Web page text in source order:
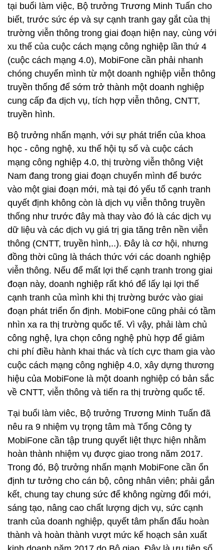
tại buổi làm việc, Bộ trưởng Trương Minh Tuấn cho
biết, trước sức ép và sự cạnh tranh gay gắt của thị
trường viễn thông trong giai đoạn hiện nay, cùng với
xu thế của cuộc cách mạng công nghiệp lần thứ 4
(cuộc cách mạng 4.0), MobiFone cần phải nhanh
chóng chuyển mình từ một doanh nghiệp viễn thông
truyền thống để sớm trở thành một doanh nghiệp
cung cấp đa dịch vụ, tích hợp viễn thông, CNTT,
truyền hình.
Bộ trưởng nhấn mạnh, với sự phát triển của khoa
học - công nghệ, xu thế hội tụ số và cuộc cách
mạng công nghiệp 4.0, thị trường viễn thông Việt
Nam đang trong giai đoạn chuyển mình để bước
vào một giai đoạn mới, mà tại đó yếu tố cạnh tranh
quyết định không còn là dịch vụ viễn thông truyền
thống như trước đây mà thay vào đó là các dịch vụ
dữ liệu và các dịch vụ giá trị gia tăng trên nền viễn
thông (CNTT, truyền hình,..). Đây là cơ hội, nhưng
đồng thời cũng là thách thức với các doanh nghiệp
viễn thông. Nếu để mất lợi thế cạnh tranh trong giai
đoạn này, doanh nghiệp rất khó để lấy lại lợi thế
cạnh tranh của mình khi thị trường bước vào giai
đoạn phát triển ổn định. MobiFone cũng phải có tầm
nhìn xa ra thị trường quốc tế. Vì vậy, phải làm chủ
công nghệ, lựa chọn công nghệ phù hợp để giảm
chi phí điều hành khai thác và tích cực tham gia vào
cuộc cách mạng công nghiệp 4.0, xây dựng thương
hiệu của MobiFone là một doanh nghiệp có bản sắc
về CNTT, viễn thông và tiến ra thị trường quốc tế.
Tại buổi làm viêc, Bộ trưởng Trương Minh Tuấn đã
nêu ra 9 nhiệm vụ trọng tâm mà Tổng Công ty
MobiFone cần tập trung quyết liệt thực hiện nhằm
hoàn thành nhiệm vụ được giao trong năm 2017.
Trong đó, Bộ trưởng nhấn mạnh MobiFone cần ổn
định tư tưởng cho cán bộ, công nhân viên; phải gắn
kết, chung tay chung sức để không ngừng đổi mới,
sáng tạo, nâng cao chất lượng dịch vụ, sức cạnh
tranh của doanh nghiệp, quyết tâm phấn đấu hoàn
thành và hoàn thành vượt mức kế hoạch sản xuất